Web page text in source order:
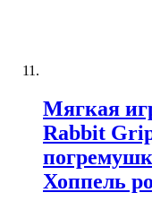
Мягкая
Rabbit
Хоппель